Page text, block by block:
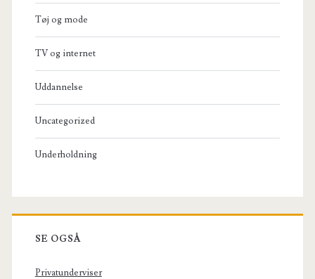
Tøj og mode
TV og internet
Uddannelse
Uncategorized
Underholdning
SE OGSÅ
Privatunderviser